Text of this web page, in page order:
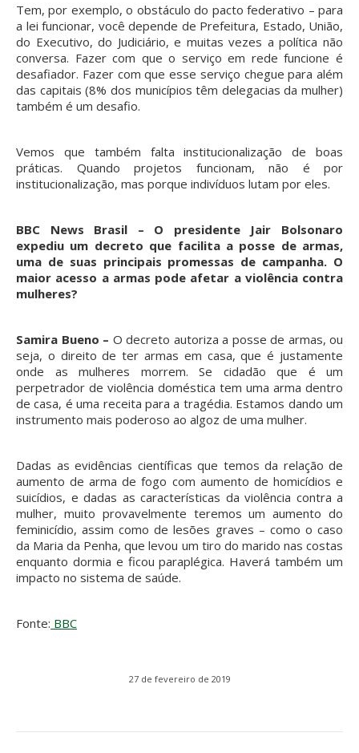
Tem, por exemplo, o obstáculo do pacto federativo – para
a lei funcionar, você depende de Prefeitura, Estado, União,
do Executivo, do Judiciário, e muitas vezes a política não
conversa. Fazer com que o serviço em rede funcione é
desafiador. Fazer com que esse serviço chegue para além
das capitais (8% dos municípios têm delegacias da mulher)
também é um desafio.
Vemos que também falta institucionalização de boas
práticas. Quando projetos funcionam, não é por
institucionalização, mas porque indivíduos lutam por eles.
BBC News Brasil – O presidente Jair Bolsonaro
expediu um decreto que facilita a posse de armas,
uma de suas principais promessas de campanha. O
maior acesso a armas pode afetar a violência contra
mulheres?
Samira Bueno – O decreto autoriza a posse de armas, ou
seja, o direito de ter armas em casa, que é justamente
onde as mulheres morrem. Se cidadão que é um
perpetrador de violência doméstica tem uma arma dentro
de casa, é uma receita para a tragédia. Estamos dando um
instrumento mais poderoso ao algoz de uma mulher.
Dadas as evidências científicas que temos da relação de
aumento de arma de fogo com aumento de homicídios e
suicídios, e dadas as características da violência contra a
mulher, muito provavelmente teremos um aumento do
feminicídio, assim como de lesões graves – como o caso
da Maria da Penha, que levou um tiro do marido nas costas
enquanto dormia e ficou paraplégica. Haverá também um
impacto no sistema de saúde.
Fonte: BBC
27 de fevereiro de 2019